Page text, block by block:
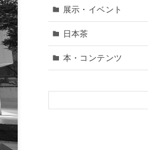
展示・イベント
日本茶
本・コンテンツ